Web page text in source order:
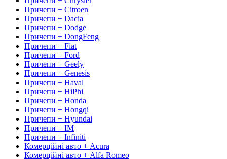
Причепи + Citroen
Причепи + Dacia
Причепи + Dodge
Причепи + DongFeng
Причепи + Fiat
Причепи + Ford
Причепи + Geely
Причепи + Genesis
Причепи + Haval
Причепи + HiPhi
Причепи + Honda
Причепи + Hongqi
Причепи + Hyundai
Причепи + IM
Причепи + Infiniti
Комерційні авто + Acura
Комерційні авто + Alfa Romeo